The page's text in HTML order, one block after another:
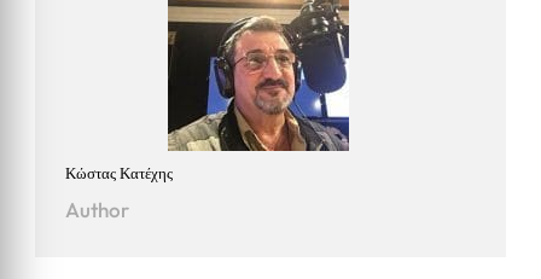
Κώστας Κατέχης
Author